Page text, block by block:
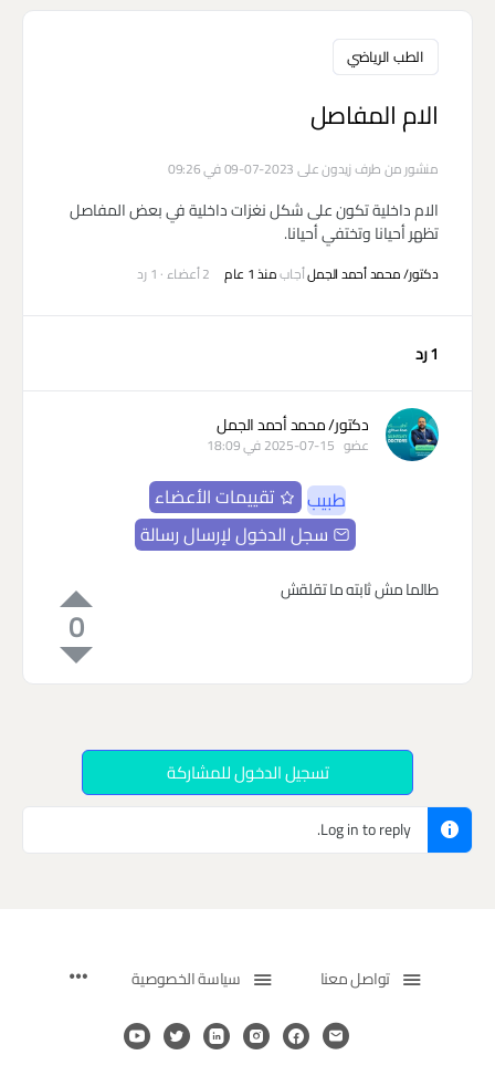
الطب الرياضي
الام المفاصل
منشور من طرفزيدونعلى 2023-07-09 في 09:26
الام داخلية تكون على شكل نغزات داخلية في بعض المفاصل
تظهر أحيانا وتختفي أحيانا.
دكتور/ محمد أحمد الجملأجابمنذ 1 عام 2 أعضاء · 1 رد
1 رد
دكتور/ محمد أحمد الجمل
عضو 2025-07-15 في 18:09
طبيب
تقييمات الأعضاء
سجل الدخول لإرسال رسالة
0
طالما مش ثابته ما تقلقش
تسجيل الدخول للمشاركة
Log in to reply.
تواصل معنا سياسة الخصوصية